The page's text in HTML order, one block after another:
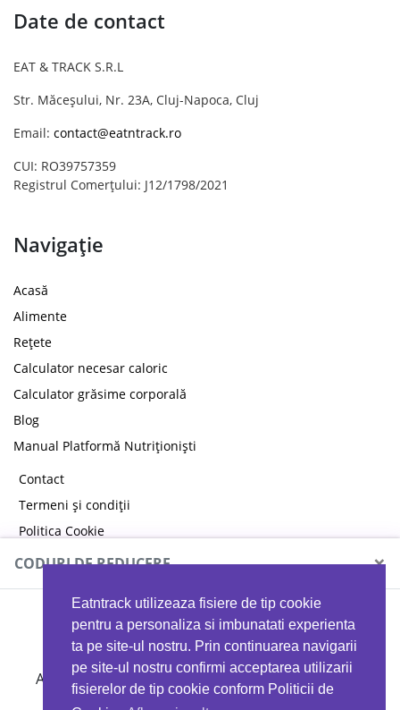
Eatntrack utilizeaza fisiere de tip cookie
pentru a personaliza si imbunatati experienta
ta pe site-ul nostru. Prin continuarea navigarii
pe site-ul nostru confirmi acceptarea utilizarii
fisierelor de tip cookie conform Politicii de
Date de contact
EAT & TRACK S.R.L
Str. Măceșului, Nr. 23A, Cluj-Napoca, Cluj
Email: contact@eatntrack.ro
CUI: RO39757359
Registrul Comerțului: J12/1798/2021
Navigație
Acasă
Alimente
Rețete
Calculator necesar caloric
Calculator grăsime corporală
Blog
Manual Platformă Nutriționiști
Contact
Termeni și condiții
Politica Cookie
Politica de confidențialitate
CODURI DE REDUCERE ×
MYPROTEIN
Ai 40%reducere la orice comandă folosind codul
EATTRACK